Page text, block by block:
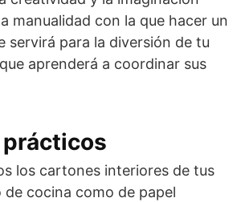
manualidad con la que hacer un
servirá para la diversión de tu
aprenderá a coordinar sus
los cartones interiores de tus
cocina como de papel